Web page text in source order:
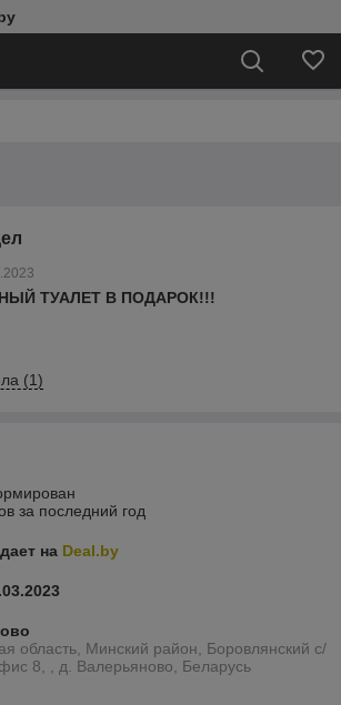
ТУАЛЕТ В ПОДАРОК!!!
(1)
за последний год
на Deal.by
область, Минский район, Боровлянский с/
8, , д. Валерьяново, Беларусь